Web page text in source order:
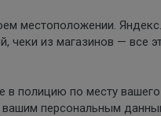
местоположении.
чеки из магазинов — все
в полицию по месту
персональным